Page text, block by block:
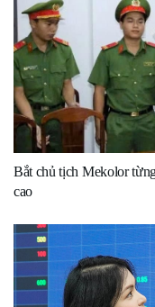
Bắt chủ tịch Mekolor
cao